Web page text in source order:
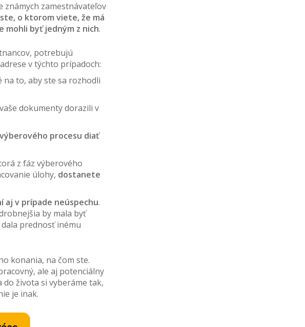
zamestnávateľov
o ktorom viete, že má
mohli byť jedným z nich.
potrebujú
v týchto prípadoch:
to, aby ste sa rozhodli
dokumenty dorazili v
procesu diať
z fáz výberového
úlohy, dostanete
aj v prípade neúspechu.
by mala byť
prednosť inému
konania, na čom ste.
ale aj potenciálny
života si vyberáme tak,
je inak.